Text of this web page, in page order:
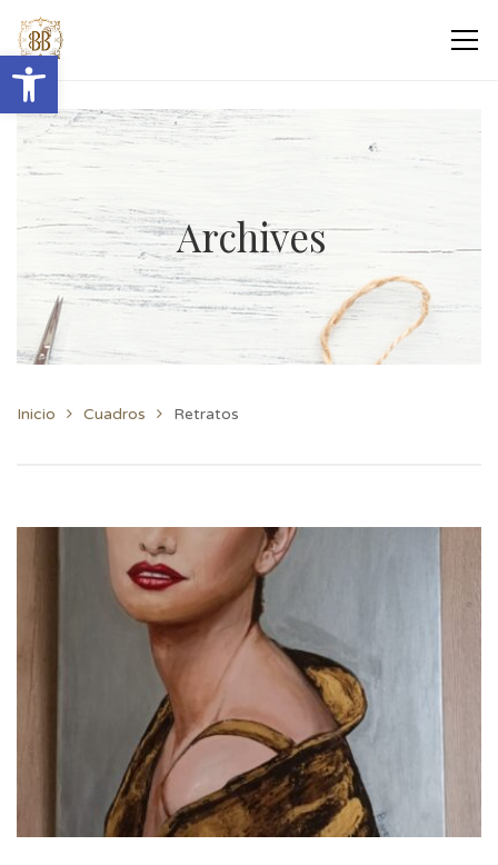
Abrir barra de herramientas
Archives
Inicio Cuadros Retratos